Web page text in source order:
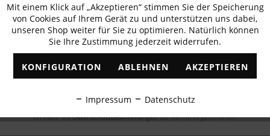
erhalten
✓ Exklusive Angebote ✓ Die aktuellsten Trends
ABONNIEREN
Ich habe dieDatenschutzbestimmungenzur Kenntnis genommen.
Funktionale Aktiv
Marketing Inaktiv
Tracking Inaktiv
Personalisierung Inaktiv
Mit einem Klick auf „Akzeptieren“ stimmen Sie der Speicherung
von Cookies auf Ihrem Gerät zu und unterstützen uns dabei,
unseren Shop weiter für Sie zu optimieren. Natürlich können
Sie Ihre Zustimmung jederzeit widerrufen.
KONFIGURATION ABLEHNEN AKZEPTIEREN
Impressum Datenschutz